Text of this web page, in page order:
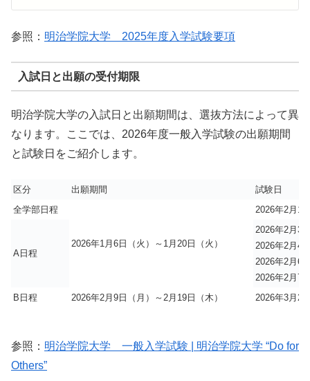
参照： 明治学院大学 2025年度入学試験要項
入試日と出願の受付期限
明治学院大学の入試日と出願期間は、選抜方法によって異
なります。ここでは、2026年度一般入学試験の出願期間
と試験日をご紹介します。
区分 出願期間
試験日
全学部日程
2026年1月6日（火）～1月20日（火）
2026年2月1
A日程
2026年2月3
2026年2月4
2026年2月6
2026年2月7
B日程
2026年2月9日（月）～2月19日（木） 2026年3月2
参照： 明治学院大学 一般入学試験 | 明治学院大学 “Do for
Others”